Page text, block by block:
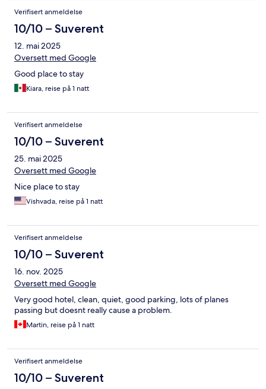
Verifisert anmeldelse
10/10 – Suverent
12. mai 2025
Oversett med Google
Good place to stay
Kiara, reise på 1 natt
Verifisert anmeldelse
10/10 – Suverent
25. mai 2025
Oversett med Google
Nice place to stay
Vishvada, reise på 1 natt
Verifisert anmeldelse
10/10 – Suverent
16. nov. 2025
Oversett med Google
Very good hotel, clean, quiet, good parking, lots of planes
passing but doesnt really cause a problem.
Martin, reise på 1 natt
Verifisert anmeldelse
10/10 – Suverent